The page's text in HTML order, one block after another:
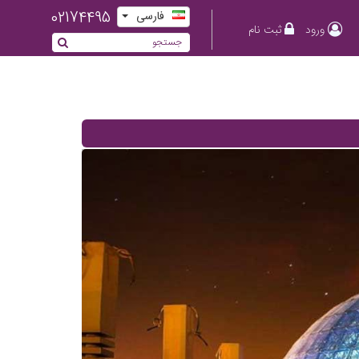
ورود ثبت نام
فارسی 02174495
Previous